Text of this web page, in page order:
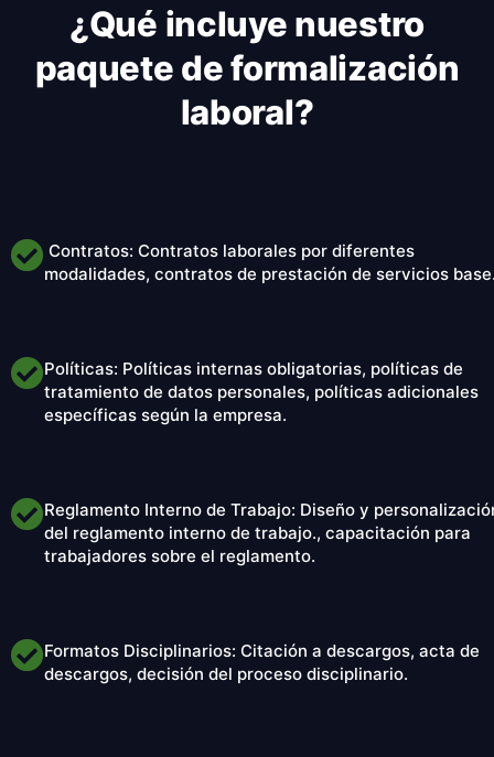
¿Qué incluye nuestro
paquete de formalización
laboral?
Contratos: Contratos laborales por diferentes
modalidades, contratos de prestación de servicios
Políticas: Políticas internas obligatorias, políticas de
tratamiento de datos personales, políticas adicionales
específicas según la empresa.
Reglamento Interno de Trabajo: Diseño y
del reglamento interno de trabajo., capacitación para
trabajadores sobre el reglamento.
Formatos Disciplinarios: Citación a descargos, acta de
descargos, decisión del proceso disciplinario.